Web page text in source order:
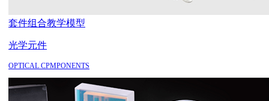
套件组合教学模型
光学元件
OPTICAL CPMPONENTS